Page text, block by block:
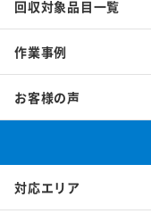
回収対象品目一覧
作業事例
お客様の声
対応エリア